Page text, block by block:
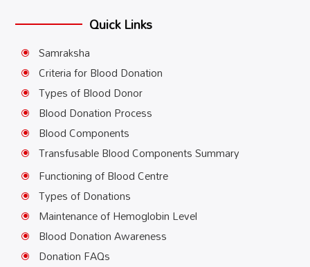
Quick Links
\ Samraksha
\ Criteria for Blood Donation
\ Types of Blood Donor
\ Blood Donation Process
\ Blood Components
\ Transfusable Blood Components Summary
\ Functioning of Blood Centre
\ Types of Donations
\ Maintenance of Hemoglobin Level
\ Blood Donation Awareness
\ Donation FAQs